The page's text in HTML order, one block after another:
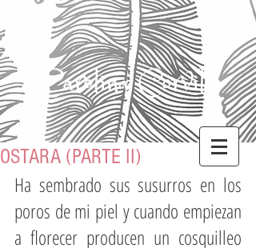
Carolina Corvillo
OSTARA (PARTE II)
Ha sembrado sus susurros en los
poros de mi piel y cuando empiezan
a florecer producen un cosquilleo